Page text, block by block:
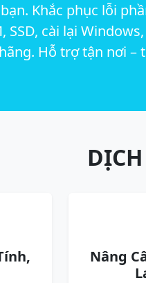
Khắc phục lỗi
SSD, cài lại
Hỗ trợ tận nơi –
Nâng